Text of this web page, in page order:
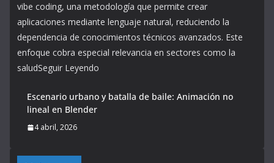
vibe coding, una metodología que permite crear
aplicaciones mediante lenguaje natural, reduciendo la
dependencia de conocimientos técnicos avanzados. Este
enfoque cobra especial relevancia en sectores como la
saludSeguir Leyendo
Escenario urbano y batalla de baile: Animación no
lineal en Blender
4 abril, 2026